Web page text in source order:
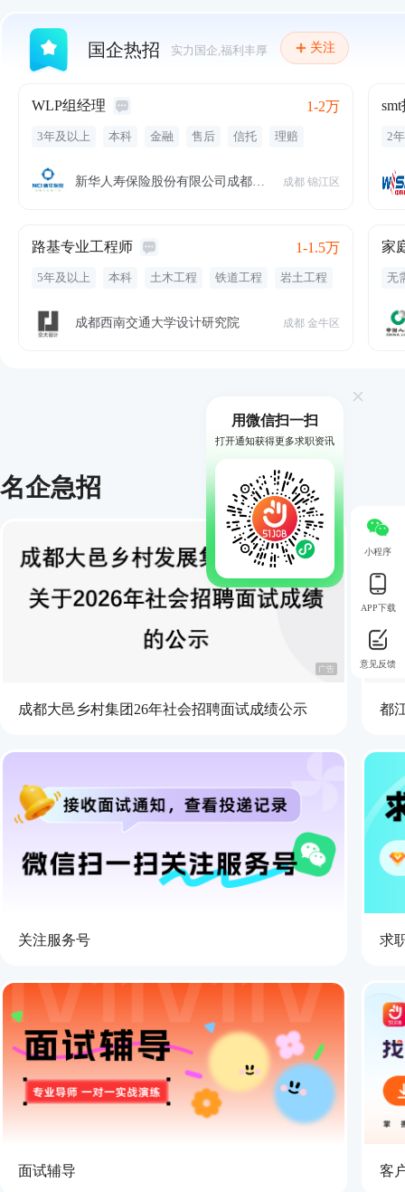
国企热招 实力国企,福利丰厚 关注
WLP组经理 1-2万
3年及以上 本科 金融 售后 信托
理赔
定期体检
专业培训 保险 补贴
职务津贴
出国机会
新华人寿保险股份有限公司成都中心支 成都 锦江区
2
路基专业工程师 1-1.5万
5年及以上 本科 土木工程 铁道工程
岩土工程
年终奖金
定期体检 专业培训
节日福利
带薪年假
成都西南交通大学设计研究院 成都 金牛区
家
无
专
名企急招
广告
成都大邑乡村集团26年社会招聘面试成绩公示 都
关注服务号 求
面试辅导 客
小程序
APP下载
意见反馈
用微信扫一扫
打开通知获得更多求职资讯